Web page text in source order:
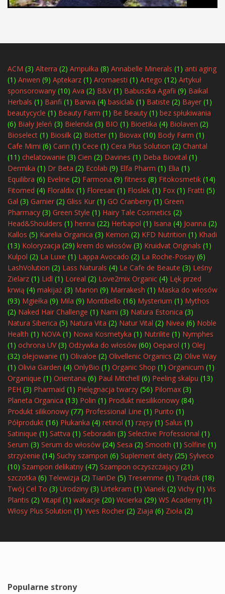
ACM (3) Alterra (2) Ampułka (8) Annabelle Minerals (1) anti aging
(1) Anwen (9) Aptekarz (1) Aromaesti (1) Artego (12) Artykuł
sponsorowany (10) Ava (2) B&V(1) Babuszka Agafii (9) Baikal
Herbals (1) Banfi (1) Barwa (4) basiclab (1) Batiste (2) Bayer (1)
beautycycle (1) Beauty Farm (1) Be Beauty (1) bez spłukiwania
(6) Biały Jeleń (3) Bielenda (3) BIO (1) Bioetika (4) Biolaven (2)
Bioselect (1) Biosilk (2) Biotter (1) Biovax (10) Body Farm (1)
Cafe Mimi (6) Carin (1) Cece (1) Cera Plus Solution (2) Chantal
(11) chelatowanie (3) Cien (2) Davines (1) Deba Biovital (1)
Dermika (1) Dr Beta (2) Ecolab (9) Elfa Pharm (1) Elia (1)
Equilibra (6) Eveline (2) Farmona (9) fitness (8) Fitokosmetik (14)
Fitomed (4) Floraldix (1) Floresan (1) Floslek (1) Fox (1) Fratti (5)
Gal (3) Garnier (2) Gliss Kur (1) GO Cranberry (1) Green
Pharmacy (3) Green Style (1) Hairy Tale Cosmetics (2)
Head&Shoulders (1) henna (22) Herbapol (1) Isana (4) Joanna (2)
Kallos (5) Karelia Organica (3) Kemon (2) KFD Nutrition (1) Khadi
(13) Koloryzacja (29) krem do włosów (3) Kruidvat Originals (1)
Kulpol (2) La Luxe (1) Lappa Avocado (2) La Roche-Posay (6)
LashVolution (2) Lass Naturals (4) Le Cafe de Beaute (3) Leśny
Zielarz (1) Lidl (1) Loreal (2) Love2mix Organic (4) Lęk przed
krwią (4) makijaż (3) Marion (9) Marrakesh (1) Maska do włosów
(93) Mgiełka (9) Mila (9) Montibello (16) Mysterium (1) Mythos
(2) Naked Hair Challenge (1) Nami (3) Natura Estonica (3)
Natura Siberica (5) Natura Vita (2) Natur Vital (2) Nivea (6) Noble
Health (1) NOVA (1) Nowa Kosmetyka (1) Nutrilite (1) Nymphes
(1) ochrona UV(3) Odżywka do włosów (60) Oeparol (1) Olej
(32) olejowanie (1) Olivaloe (2) Olivellenic Organics (2) Olive Way
(1) Olivia Garden (4) OnlyBio (1) Organic Shop (1) Organicum (1)
Organique (1) Orientana (6) Paul Mitchell (6) Peeling skalpu (13)
PEH (3) Pharmaid (1) Pielęgnacja twarzy (56) Pilomax (3)
Planeta Organica (13) Polin (1) Produkt niesilikonowy (84)
Produkt silikonowy (77) Professional Line (1) Purito (1)
Półprodukt (16) Płukanka (4) retinol (1) rzęsy (1) Salus (1)
Satinique (1) Sattva (1) Seboradin (3) Selective Professional (1)
Serum (3) Serum do włosów (24) Sesa (2) Smooth (1) Solfine (1)
strzyżenie (14) Suchy szampon (6) Suplement diety (25) Sylveco
(10) Szampon delikatny (47) Szampon oczyszczający (21)
szczotka (6) Telewizja (2) TianDe (5) Tresemme (1) Trądzik (18)
Twój Cel To (3) Urodziny (3) Urtekram (1) Vianek (2) Vichy (1) Vis
Plantis (2) Vitapil (1) wakacje (20) Wcierka (29) WS Academy (1)
Włosy Plus Solution (1) Yves Rocher (2) Ziaja (6) Zioła (2)
Popularne strony